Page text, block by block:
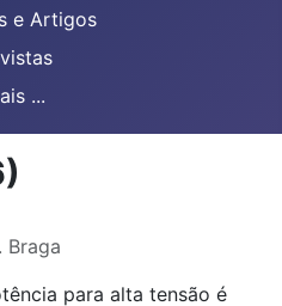
e Artigos
...
Braga
para alta tensão é